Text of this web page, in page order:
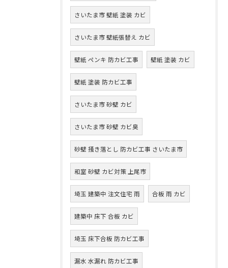
さいたま市 壁紙 塗装 カビ
さいたま市 壁紙張替え カビ
壁紙 ペンキ 防カビ工事 壁紙 塗装 カビ
壁紙 塗装 防カビ工事
さいたま市 砂壁 カビ
さいたま市 砂壁 カビ臭
砂壁 掻き落とし 防カビ工事 さいたま市
和室 砂壁 カビ対策 上尾市
埼玉 建築中 注文住宅 雨 合板 雨 カビ
建築中 床下 合板 カビ
埼玉 床下合板 防カビ工事
漏水 水漏れ 防カビ工事